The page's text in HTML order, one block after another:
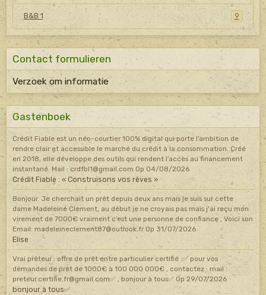
B&B 1 9
Contact formulieren
Verzoek om informatie
Gastenboek
Crédit Fiable est un néo-courtier 100% digital qui porte l’ambition de
rendre clair et accessible le marché du crédit à la consommation. Créé
en 2018, elle développe des outils qui rendent l’accès au financement
instantané. Mail : crdfbl1@gmail.com Op 04/08/2026
Crédit Fiable : « Construisons vos rêves »
Bonjour. Je cherchait un prêt depuis deux ans mais je suis sur cette
dame Madeleine Clement, au début je ne croyais pas mais j'ai reçu mon
virement de 7000€ vraiment c’est une personne de confiance , Voici son
Email: madeleineclement87@outlook.fr Op 31/07/2026
Elise
Vrai prêteur : offre de prêt entre particulier certifié :✅ pour vos
demandes de prêt de 1000€ à 100 000 000€ , contactez : mail :
preteur.certifie.fr@gmail.com✅ , bonjour à tous✅ Op 29/07/2026
bonjour à tous✅